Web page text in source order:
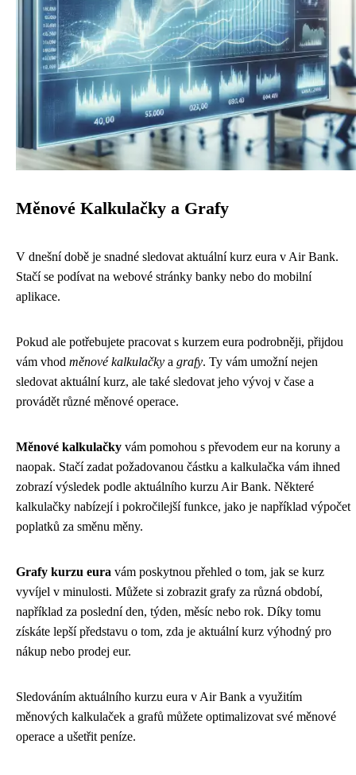
Měnové Kalkulačky a Grafy
V dnešní době je snadné sledovat aktuální kurz eura v Air Bank.
Stačí se podívat na webové stránky banky nebo do mobilní
aplikace.
Pokud ale potřebujete pracovat s kurzem eura podrobněji, přijdou
vám vhod měnové kalkulačky a grafy. Ty vám umožní nejen
sledovat aktuální kurz, ale také sledovat jeho vývoj v čase a
provádět různé měnové operace.
Měnové kalkulačky vám pomohou s převodem eur na koruny a
naopak. Stačí zadat požadovanou částku a kalkulačka vám ihned
zobrazí výsledek podle aktuálního kurzu Air Bank. Některé
kalkulačky nabízejí i pokročilejší funkce, jako je například výpočet
poplatků za směnu měny.
Grafy kurzu eura vám poskytnou přehled o tom, jak se kurz
vyvíjel v minulosti. Můžete si zobrazit grafy za různá období,
například za poslední den, týden, měsíc nebo rok. Díky tomu
získáte lepší představu o tom, zda je aktuální kurz výhodný pro
nákup nebo prodej eur.
Sledováním aktuálního kurzu eura v Air Bank a využitím
měnových kalkulaček a grafů můžete optimalizovat své měnové
operace a ušetřit peníze.